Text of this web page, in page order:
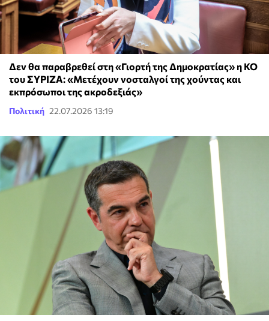
Δεν θα παραβρεθεί στη «Γιορτή της Δημοκρατίας» η ΚΟ
του ΣΥΡΙΖΑ: «Μετέχουν νοσταλγοί της χούντας και
εκπρόσωποι της ακροδεξιάς»
Πολιτική 22.07.2026 13:19